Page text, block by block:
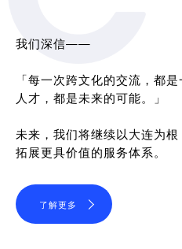
我们深信——
「每一次跨文化的交流，都
人才，都是未来的可能。」
未来，我们将继续以大连为
拓展更具价值的服务体系。
了解更多